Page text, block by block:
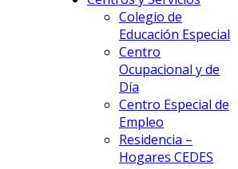
Colegio de
Educación Especial
Centro
Ocupacional y de
Día
Centro Especial de
Empleo
Residencia –
Hogares CEDES